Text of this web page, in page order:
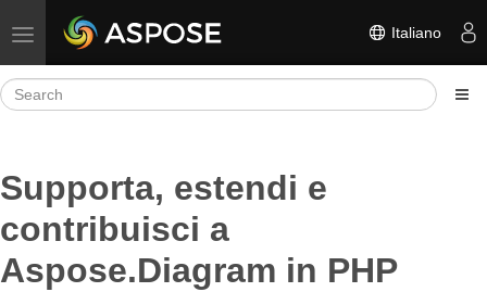
Toggle navigation Italiano
Supporta, estendi e
contribuisci a
Aspose.Diagram in PHP